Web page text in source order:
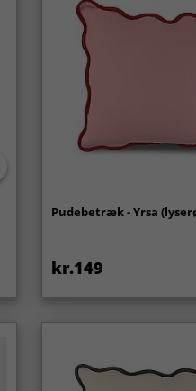
Pudebetræk - Yrsa
kr.149